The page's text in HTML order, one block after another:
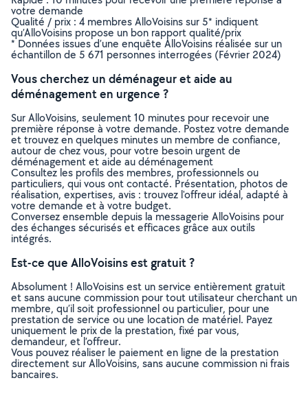
votre demande
Qualité / prix : 4 membres AlloVoisins sur 5* indiquent
qu’AlloVoisins propose un bon rapport qualité/prix
* Données issues d’une enquête AlloVoisins réalisée sur un
échantillon de 5 671 personnes interrogées (Février 2024)
Vous cherchez un déménageur et aide au
déménagement en urgence ?
Sur AlloVoisins, seulement 10 minutes pour recevoir une
première réponse à votre demande. Postez votre demande
et trouvez en quelques minutes un membre de confiance,
autour de chez vous, pour votre besoin urgent de
déménagement et aide au déménagement
Consultez les profils des membres, professionnels ou
particuliers, qui vous ont contacté. Présentation, photos de
réalisation, expertises, avis : trouvez l'offreur idéal, adapté à
votre demande et à votre budget.
Conversez ensemble depuis la messagerie AlloVoisins pour
des échanges sécurisés et efficaces grâce aux outils
intégrés.
Est-ce que AlloVoisins est gratuit ?
Absolument ! AlloVoisins est un service entièrement gratuit
et sans aucune commission pour tout utilisateur cherchant un
membre, qu’il soit professionnel ou particulier, pour une
prestation de service ou une location de matériel. Payez
uniquement le prix de la prestation, fixé par vous,
demandeur, et l’offreur.
Vous pouvez réaliser le paiement en ligne de la prestation
directement sur AlloVoisins, sans aucune commission ni frais
bancaires.